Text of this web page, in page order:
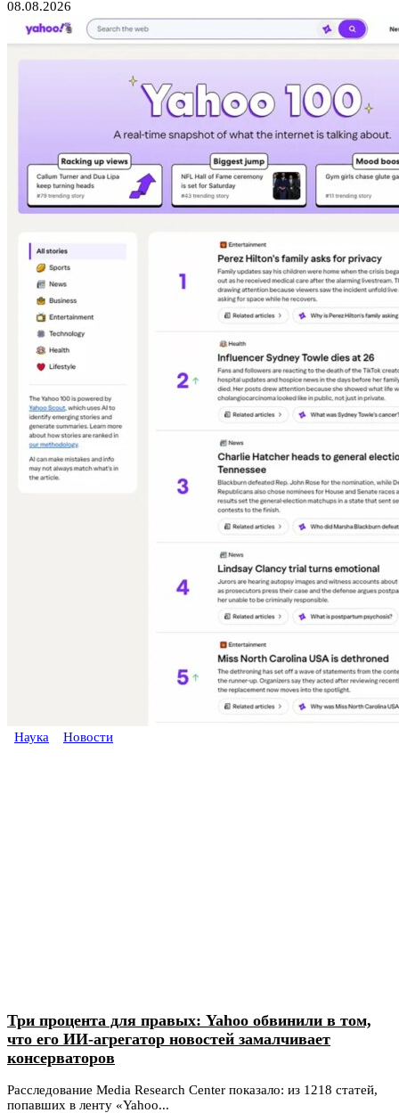
08.08.2026
Наука Новости
Три процента для правых: Yahoo обвинили в том,
что его ИИ-агрегатор новостей замалчивает
консерваторов
Расследование Media Research Center показало: из 1218 статей,
попавших в ленту «Yahoo...